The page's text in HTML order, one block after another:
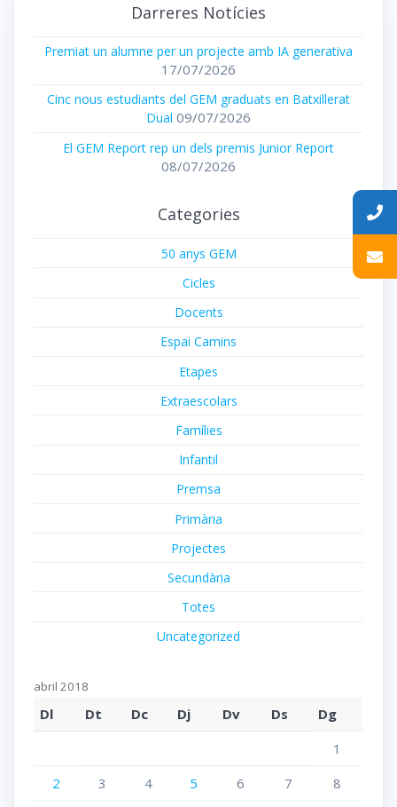
Darreres Notícies
Premiat un alumne per un projecte amb IA generativa
17/07/2026
Cinc nous estudiants del GEM graduats en Batxillerat
Dual 09/07/2026
El GEM Report rep un dels premis Junior Report
08/07/2026
Categories
50 anys GEM
Cicles
Docents
Espai Camins
Etapes
Extraescolars
Famílies
Infantil
Premsa
Primària
Projectes
Secundària
Totes
Uncategorized
abril 2018
Dl Dt Dc Dj Dv Ds
Dg
1
2
3 4 5 6 7
8